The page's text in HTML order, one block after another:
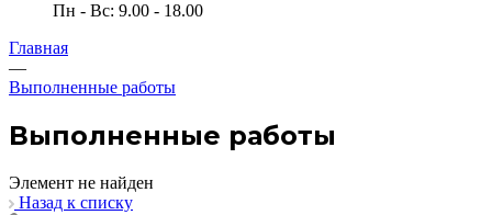
Пн - Вс: 9.00 - 18.00
Главная
—
Выполненные работы
Выполненные работы
Элемент не найден
Назад к списку